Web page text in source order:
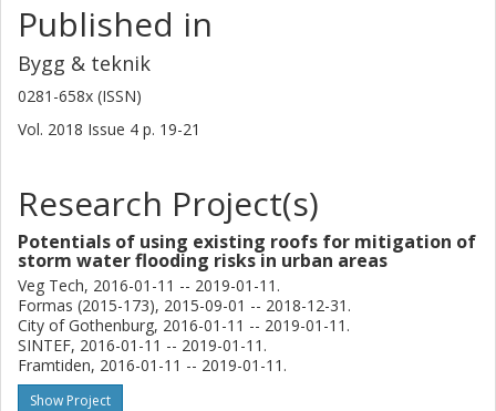
Published in
Bygg & teknik
0281-658x (ISSN)
Vol. 2018 Issue 4 p. 19-21
Research Project(s)
Potentials of using existing roofs for mitigation of
storm water flooding risks in urban areas
Veg Tech, 2016-01-11 -- 2019-01-11.
Formas (2015-173), 2015-09-01 -- 2018-12-31.
City of Gothenburg, 2016-01-11 -- 2019-01-11.
SINTEF, 2016-01-11 -- 2019-01-11.
Framtiden, 2016-01-11 -- 2019-01-11.
Show Project